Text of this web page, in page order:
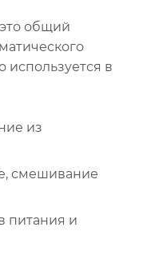
общий
в
из
смешивание
питания и